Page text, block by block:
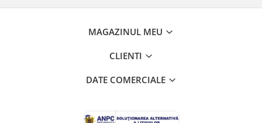
MAGAZINUL MEU
CLIENTI
DATE COMERCIALE